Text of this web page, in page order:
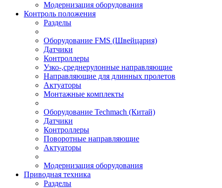
Модернизация оборудования
Контроль положения
Разделы
Оборудование FMS (Швейцария)
Датчики
Контроллеры
Узко-,среднерулонные направляющие
Направляющие для длинных пролетов
Актуаторы
Монтажные комплекты
Оборудование Techmach (Китай)
Датчики
Контроллеры
Поворотные направляющие
Актуаторы
Модернизация оборудования
Приводная техника
Разделы